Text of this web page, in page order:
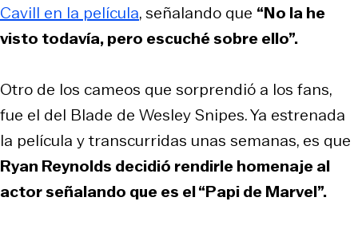
Cavill en la película, señalando que “No la he
visto todavía, pero escuché sobre ello”.
Otro de los cameos que sorprendió a los fans,
fue el del Blade de Wesley Snipes. Ya estrenada
la película y transcurridas unas semanas, es que
Ryan Reynolds decidió rendirle homenaje al
actor señalando que es el “Papi de Marvel”.